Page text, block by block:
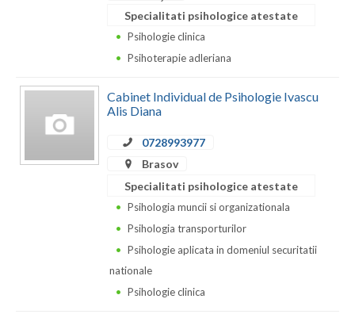
Ilfov
Specialitati psihologice atestate
Psihologie clinica
Psihoterapie adleriana
Cabinet Individual de Psihologie Ivascu
Alis Diana
0728993977
Brasov
Specialitati psihologice atestate
Psihologia muncii si organizationala
Psihologia transporturilor
Psihologie aplicata in domeniul securitatii
nationale
Psihologie clinica